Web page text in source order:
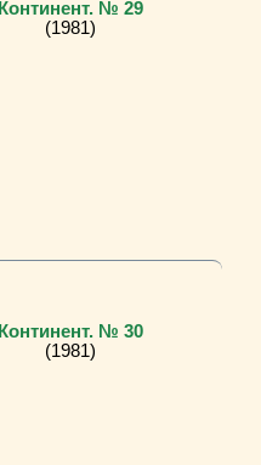
Континент. № 29
(1981)
Континент. № 30
(1981)